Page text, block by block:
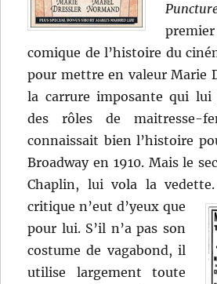
comique de l’histoire du
pour mettre en valeur Marie
la carrure imposante qui lui
des rôles de maitresse-
connaissait bien l’histoire
Broadway en 1910. Mais le
Chaplin, lui vola la
critique n’eut d’yeux que
pour lui. S’il n’a pas son
costume de vagabond, il
utilise largement toute